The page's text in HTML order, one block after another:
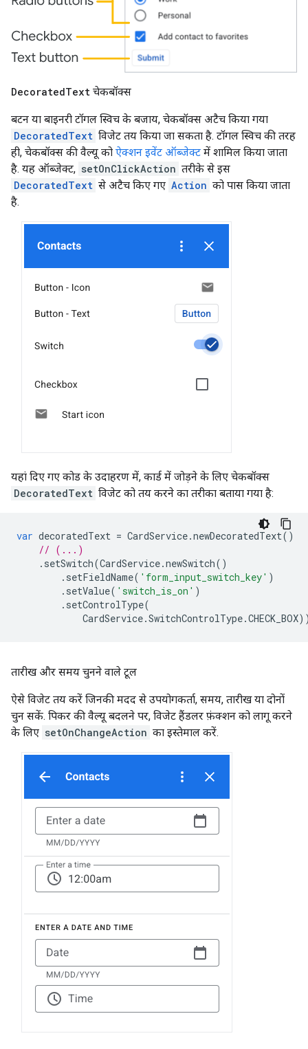
DecoratedText चेकबॉक्स
बटन या बाइनरी टॉगल स्विच के बजाय, चेकबॉक्स अटैच किया गया
DecoratedText विजेट तय किया जा सकता है. टॉगल स्विच की तरह
ही, चेकबॉक्स की वैल्यू को ऐक्शन इवेंट ऑब्जेक्ट में शामिल किया जाता
है. यह ऑब्जेक्ट, setOnClickAction तरीके से इस
DecoratedText से अटैच किए गए Action को पास किया जाता
है.
यहां दिए गए कोड के उदाहरण में, कार्ड में जोड़ने के लिए चेकबॉक्स
DecoratedText विजेट को तय करने का तरीका बताया गया है:
var decoratedText = CardService.newDecoratedText()
// (...)
. setSwitch(CardService.newSwitch()
. setFieldName( 'form_input_switch_key' )
. setValue( 'switch_is_on' )
. setControlType(
CardService.SwitchControlType.CHECK_BOX
तारीख और समय चुनने वाले टूल
ऐसे विजेट तय करें जिनकी मदद से उपयोगकर्ता, समय, तारीख या दोनों
चुन सकें. पिकर की वैल्यू बदलने पर, विजेट हैंडलर फ़ंक्शन को लागू करने
के लिए setOnChangeAction का इस्तेमाल करें.